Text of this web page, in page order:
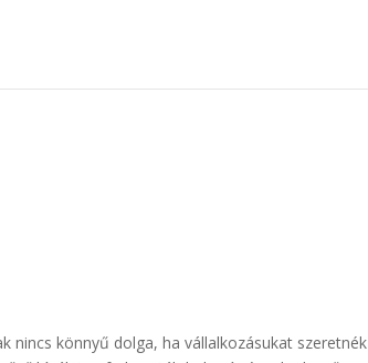
nincs könnyű dolga, ha vállalkozásukat szeretnék